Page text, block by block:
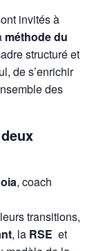
invités à
méthode du
structuré et
de s’enrichir
des
, coach
transitions,
, la RSE et